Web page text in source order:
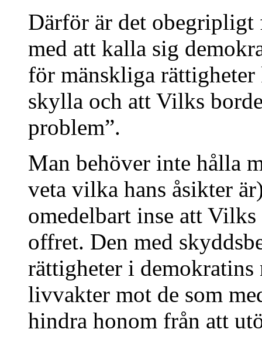
Därför är det obegripligt
med att kalla sig
för mänskliga
skylla och att Vilks
problem”.
Man behöver inte hålla
veta vilka hans åsikter
omedelbart inse att
offret. Den med
rättigheter i demokratins
livvakter mot de som
hindra honom från att